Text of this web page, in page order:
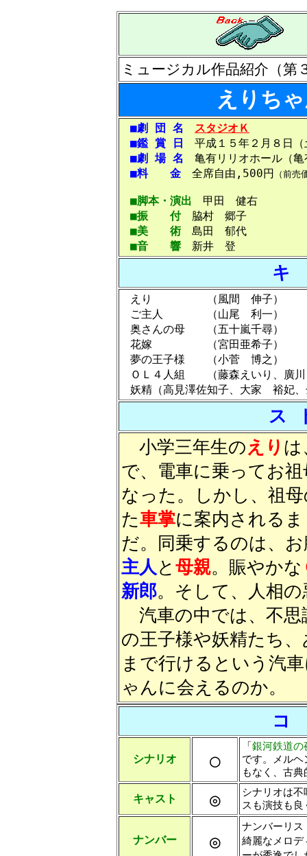
ミュージカル作品紹介（第
えりち
■劇 団 名
スタジオＫ
■鑑 賞 日
平成１５年２月８日
■劇 場 名
亀有リリオホール（亀
■料 金 全席自由,500円 （前売
■脚本・演出 甲田 健右
■振 付脇村 郷子
■美 術 島田 郁代
■音 響 新井 登
キ
えり （風間 伸子）
ご主人 （山尾 利一）
奥さんの母 （五十嵐千尋）
花嫁 （宮田亜希子）
夢の王子様 （小菅 博之）
ＯＬ４人組 （藤森えいり、廣
妖精（高見澤佐知子、大家 裕
ス
小学三年生の えり は
で、電車に乗ってお
なった。しかし、祖
た車掌に案内される
だ。同乗するのは、
主人と 母親。賑やかな
新郎。そして、人相
汽車の中では、不思
の王子様や妖精たち
まで行けるという汽
ゃんに会えるのか。
コ
シナリオ ○
「銀河鉄道の
です。メル
もなく、古
キャスト ◎
シナリオは
スも演技も
ナンバー ◎
ナンバーリス
綺麗なメロデ